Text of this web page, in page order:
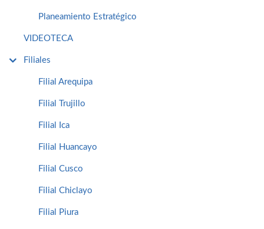
Planeamiento Estratégico
VIDEOTECA
Filiales
Filial Arequipa
Filial Trujillo
Filial Ica
Filial Huancayo
Filial Cusco
Filial Chiclayo
Filial Piura